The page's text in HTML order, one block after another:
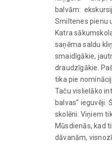
balvām:
Smiltenes pienu
Katra
saņēma saldu
smaidīgākie,
draudzīgākie.
tika pie
Taču vislielāko
balvas” ieguvēji.
skolēni. Viņiem
Mūsdienās, kad
dāvanām,